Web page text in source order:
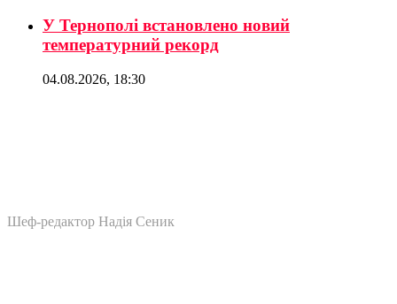
У Тернополі встановлено новий
температурний рекорд
04.08.2026, 18:30
Шеф-редактор Надія Сеник